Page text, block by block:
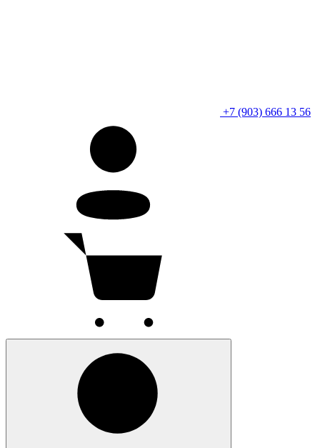
+7 (903) 666 13 56